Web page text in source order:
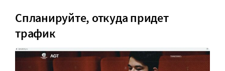
Спланируйте, откуда придет
трафик